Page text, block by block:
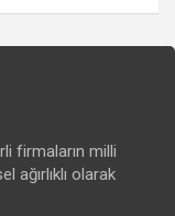
firmaların milli
ağırlıklı olarak